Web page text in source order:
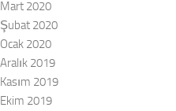
Mart 2020
Şubat 2020
Ocak 2020
Aralık 2019
Kasım 2019
Ekim 2019